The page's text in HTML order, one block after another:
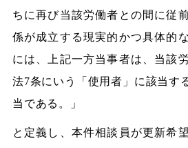
ちに再び当該労働者との間に従
係が成立する現実的かつ具体的
には、上記一方当事者は、当該
法7条にいう「使用者」に該当す
当である。」
と定義し、本件相談員が更新希